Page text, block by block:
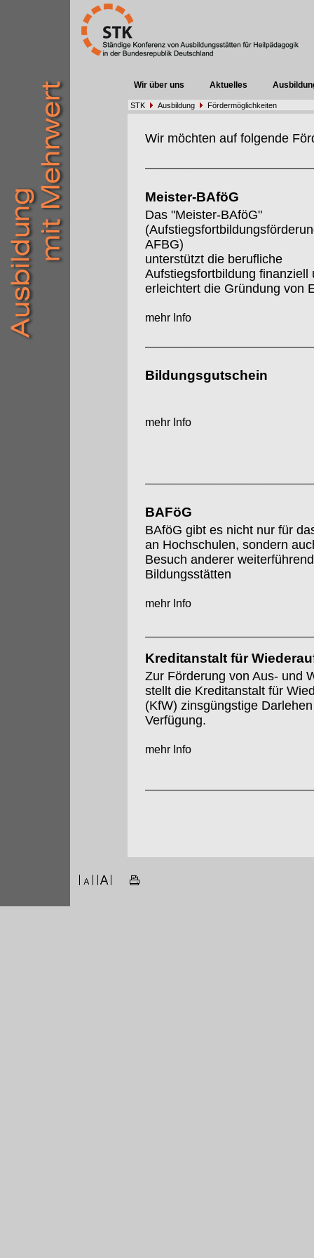
Wir über uns Aktuelles
STK Ausbildung Fördermöglichkeiten
Wir möchten auf folgende
Meister-BAföG
Das "Meister-BAföG"
AFBG)
unterstützt die berufliche
Aufstiegsfortbildung finanziell
erleichtert die Gründung von
mehr Info
Bildungsgutschein
mehr Info
BAFöG
BAföG gibt es nicht nur für
an Hochschulen, sondern
Besuch anderer
Bildungsstätten
mehr Info
Kreditanstalt für
Zur Förderung von Aus- und
stellt die Kreditanstalt für
(KfW) zinsgüngstige
Verfügung.
mehr Info